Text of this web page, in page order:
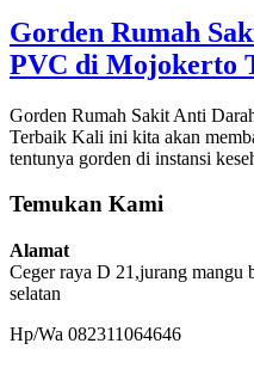
Gorden Rumah
PVC di Mojokerto
Gorden Rumah Sakit Anti
Terbaik Kali ini kita akan
tentunya gorden di instansi
Temukan Kami
Alamat
Ceger raya D 21,jurang mangu
selatan
Hp/Wa 082311064646